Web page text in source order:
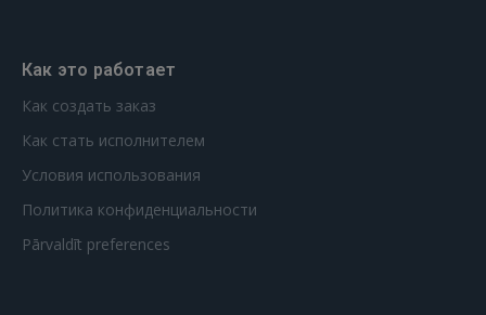
Как это работает
Как создать заказ
Как стать исполнителем
Условия использования
Политика конфиденциальности
Pārvaldīt preferences